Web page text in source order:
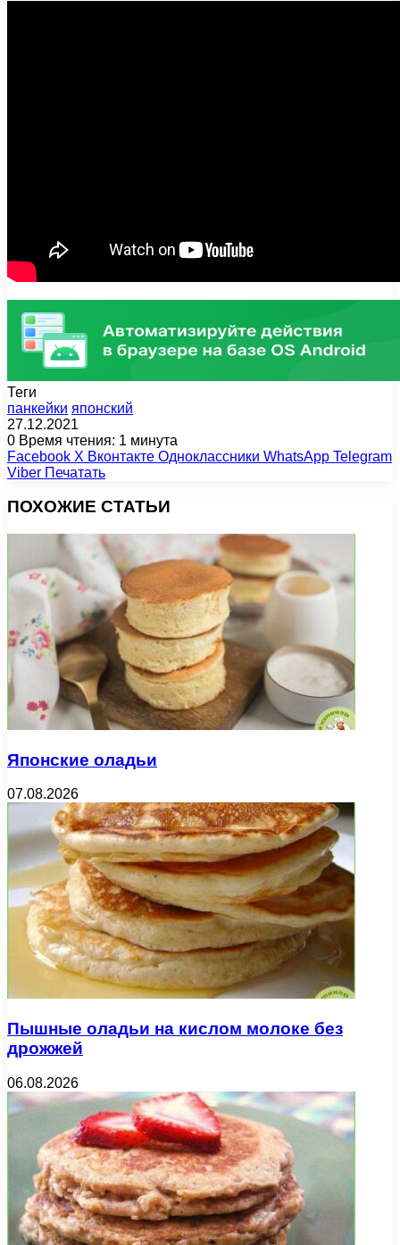
Теги
панкейки японский
27.12.2021
0 Время чтения: 1 минута
Facebook X Вконтакте Одноклассники WhatsApp Telegram
Viber Печатать
ПОХОЖИЕ СТАТЬИ
Японские оладьи
07.08.2026
Пышные оладьи на кислом молоке без
дрожжей
06.08.2026